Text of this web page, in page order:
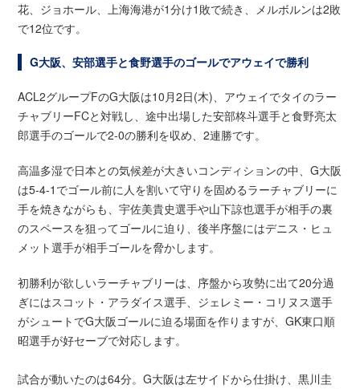
花、ジョホール、上海海港が1分け1敗で続き、メルボルンは2敗
で12位です。
G大阪、安部選手と食野選手のゴールでアウェイで勝利
ACL2グループFのG大阪は10月2日(木)、アウェイでタイのラー
チャブリーFCと対戦し、途中出場した安部柊斗選手と食野亮太
郎選手のゴールで2-0の勝利を収め、2連勝です。
高温多湿で日本との気候差が大きいコンディションの中、G大阪
は5-4-1でゴール前に人を割いて守りを固めるラーチャブリーに
手を焼きながらも、宇佐美貴史選手や山下諒也選手が相手の裏
のスペースを狙ってゴールに迫り、後半序盤にはデニス・ヒュ
メット選手が相手ゴールを脅かします。
初勝利が欲しいラーチャブリーは、序盤から攻勢に出て20分過
ぎにはスコット・アラダイス選手、ジェレミー・コリヌス選手
がシュートでG大阪ゴールに迫る場面を作りますが、GK東口順
昭選手が好セーブで対応します。
試合が動いたのは64分。G大阪は左サイドから仕掛け、黒川圭